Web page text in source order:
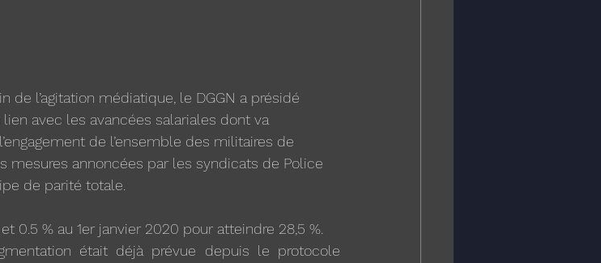
de l’agitation médiatique, le DGGN a présidé
avec les avancées salariales dont va
de l’ensemble des militaires de
mesures annoncées par les syndicats de Police
de parité totale.
0.5 % au 1er janvier 2020 pour atteindre 28,5 %.
était déjà prévue depuis le protocole